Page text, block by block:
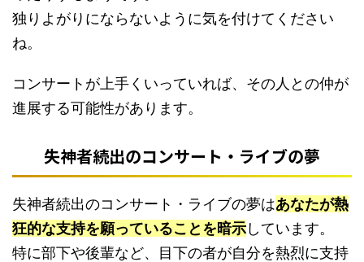
独りよがりにならないように気を付けてください
ね。
コンサートが上手くいっていれば、その人との仲が
進展する可能性があります。
失神者続出のコンサート・ライブの夢
失神者続出のコンサート・ライブの夢はあなたが熱
狂的な支持を願っていることを暗示しています。
特に部下や後輩など、目下の者が自分を熱烈に支持